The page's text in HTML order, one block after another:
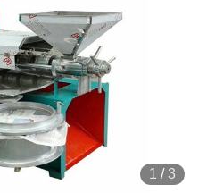
1 /3